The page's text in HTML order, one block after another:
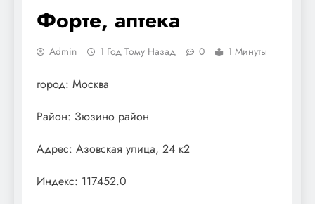
Форте, аптека
Admin 1 Год Тому Назад 0 1 Минуты
город: Москва
Район: Зюзино район
Адрес: Азовская улица, 24 к2
Индекс: 117452.0